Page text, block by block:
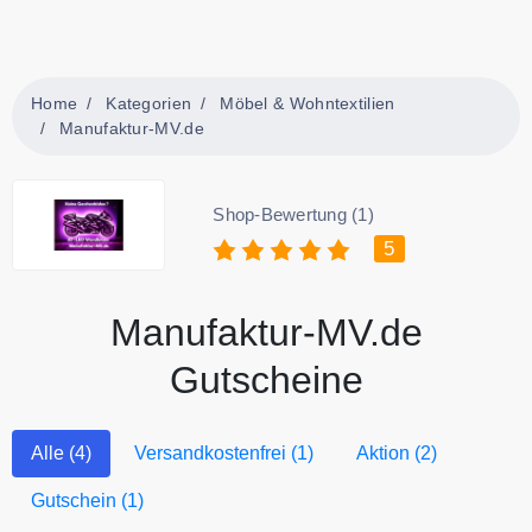
Home Kategorien
Möbel & Wohntextilien
Manufaktur-MV.de
Shop-Bewertung (1)
5
Manufaktur-MV.de
Gutscheine
Alle (4) Versandkostenfrei (1) Aktion (2)
Gutschein (1)